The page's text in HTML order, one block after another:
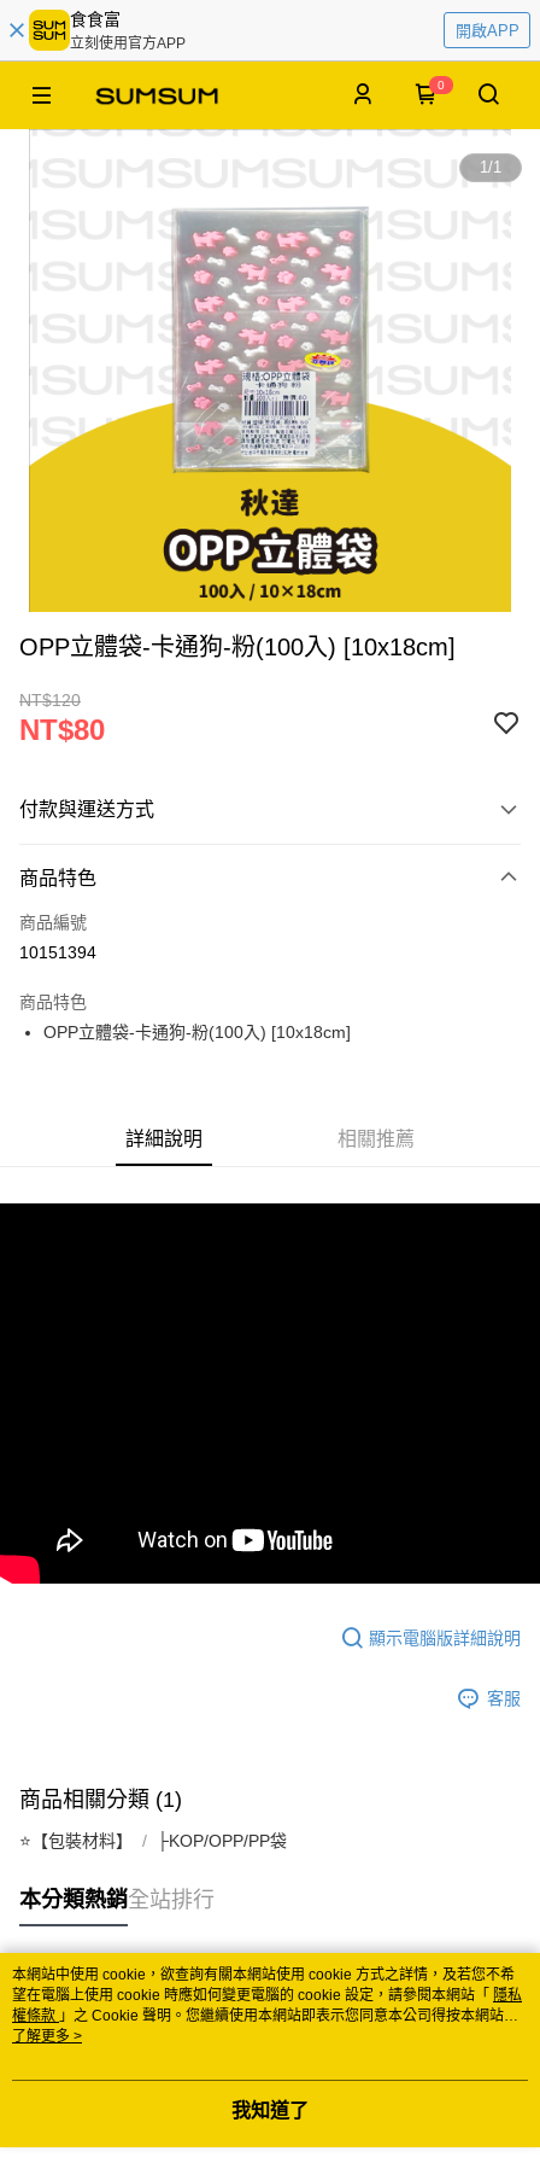
食食富
立刻使用官方APP
開啟APP
0
1/1
OPP立體袋-卡通狗-粉(100入) [10x18cm]
NT$120
NT$80
付款與運送方式
信用卡一次付款
超商取貨付款
Apple Pay
ATM付款
付款後7-11取貨
每筆NT$60
免運費
商品特色
商品編號
10151394
商品特色
OPP立體袋-卡通狗-粉(100入) [10x18cm]
詳細說明 相關推薦
顯示電腦版詳細說明
客服
商品相關分類 (1)
⭐️【包裝材料】 ├KOP/OPP/PP袋
本分類熱銷全站排行
熱門標籤
本網站中使用 cookie，欲查詢有關本網站使用 cookie 方式之詳情，及若您不希
望在電腦上使用 cookie 時應如何變更電腦的 cookie 設定，請參閱本網站「 隱私
權條款 」之 Cookie 聲明。您繼續使用本網站即表示您同意本公司得按本網站使
用條款之 Cookie 聲明使用 cookie。
了解更多 >
我知道了